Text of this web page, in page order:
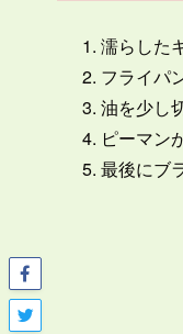
濡らした
フライパ
油を少し
ピーマン
最後にブ